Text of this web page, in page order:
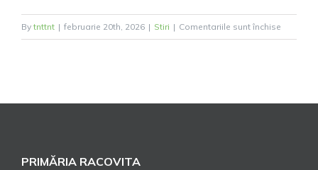
By tnttnt | februarie 20th, 2026 | Stiri | Comentariile sunt închise
Întâlnire
PRIMĂRIA RACOVITA